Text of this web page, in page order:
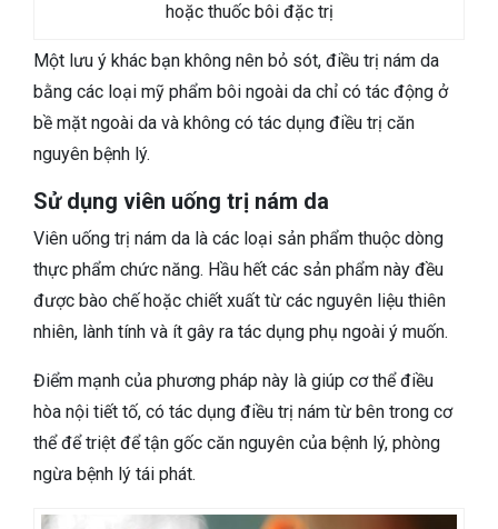
hoặc thuốc bôi đặc trị
Một lưu ý khác bạn không nên bỏ sót, điều trị nám da
bằng các loại mỹ phẩm bôi ngoài da chỉ có tác động ở
bề mặt ngoài da và không có tác dụng điều trị căn
nguyên bệnh lý.
Sử dụng viên uống trị nám da
Viên uống trị nám da là các loại sản phẩm thuộc dòng
thực phẩm chức năng. Hầu hết các sản phẩm này đều
được bào chế hoặc chiết xuất từ các nguyên liệu thiên
nhiên, lành tính và ít gây ra tác dụng phụ ngoài ý muốn.
Điểm mạnh của phương pháp này là giúp cơ thể điều
hòa nội tiết tố, có tác dụng điều trị nám từ bên trong cơ
thể để triệt để tận gốc căn nguyên của bệnh lý, phòng
ngừa bệnh lý tái phát.